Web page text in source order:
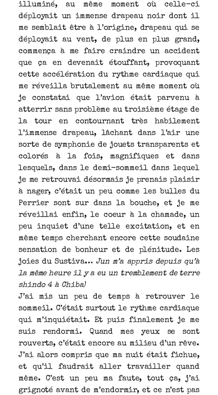
illuminé, au même moment où celle-ci
déployait un immense drapeau noir dont il
me semblait être à l’origine, drapeau qui se
déployait au vent, de plus en plus grand,
commença à me faire craindre un accident
que ça en devenait étouffant, provoquant
cette accélération du rythme cardiaque qui
me réveilla brutalement au même moment où
je constatai que l’avion était parvenu à
atterrir sans problème au troisième étage de
la tour en contournant très habilement
l’immense drapeau, lâchant dans l’air une
sorte de symphonie de jouets transparents et
colorés à la fois, magnifiques et dans
lesquels, dans le demi-sommeil dans lequel
je me retrouvai désormais je prenais plaisir
à nager, c’était un peu comme les bulles du
Perrier sont sur dans la bouche, et je me
réveillai enfin, le coeur à la chamade, un
peu inquiet d’une telle excitation, et en
même temps cherchant encore cette soudaine
sensation de bonheur et de plénitude. Les
joies du Sustiva…Jun m’a appris depuis qu’à
la même heure il y a eu un tremblement de terre
shindo 4 à Chiba)
J’ai mis un peu de temps à retrouver le
sommeil. C’était surtout le rythme cardiaque
qui m’inquiétait. Et puis finalement je me
suis rendormi. Quand mes yeux se sont
rouverts, c’était encore au milieu d’un rêve.
J’ai alors compris que ma nuit était fichue,
et qu’il faudrait aller travailler quand
même. C’est un peu ma faute, tout ça, j’ai
grignoté avant de m’endormir, et ce n’est pas